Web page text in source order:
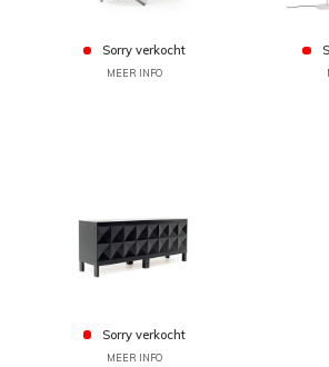
Sorry verkocht
MEER INFO
Sorry verkocht
MEER INFO